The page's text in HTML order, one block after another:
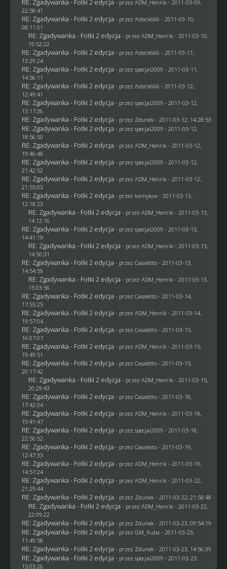
RE: Zgadywanka - Fotki 2 edycja - przez ADM_Henrik - 2011-03-09,
22:58:41
RE: Zgadywanka - Fotki 2 edycja - przez Asteck666 - 2011-03-10,
08:11:01
RE: Zgadywanka - Fotki 2 edycja - przez ADM_Henrik - 2011-03-10,
19:52:22
RE: Zgadywanka - Fotki 2 edycja - przez Asteck666 - 2011-03-11,
13:29:24
RE: Zgadywanka - Fotki 2 edycja - przez specjal2009 - 2011-03-11,
14:56:11
RE: Zgadywanka - Fotki 2 edycja - przez Asteck666 - 2011-03-12,
12:49:41
RE: Zgadywanka - Fotki 2 edycja - przez specjal2009 - 2011-03-12,
13:17:36
RE: Zgadywanka - Fotki 2 edycja - przez Zdunek - 2011-03-12, 14:28:53
RE: Zgadywanka - Fotki 2 edycja - przez specjal2009 - 2011-03-12,
18:56:50
RE: Zgadywanka - Fotki 2 edycja - przez ADM_Henrik - 2011-03-12,
19:46:48
RE: Zgadywanka - Fotki 2 edycja - przez specjal2009 - 2011-03-12,
21:42:52
RE: Zgadywanka - Fotki 2 edycja - przez ADM_Henrik - 2011-03-12,
21:55:03
RE: Zgadywanka - Fotki 2 edycja - przez kamykov- 2011-03-13,
12:18:23
RE: Zgadywanka - Fotki 2 edycja - przez ADM_Henrik - 2011-03-13,
14:12:16
RE: Zgadywanka - Fotki 2 edycja - przez specjal2009 - 2011-03-13,
14:41:19
RE: Zgadywanka - Fotki 2 edycja - przez ADM_Henrik - 2011-03-13,
14:50:31
RE: Zgadywanka - Fotki 2 edycja - przez Casaletto- 2011-03-13,
14:54:59
RE: Zgadywanka - Fotki 2 edycja - przez ADM_Henrik - 2011-03-13,
15:03:56
RE: Zgadywanka - Fotki 2 edycja - przez Casaletto- 2011-03-14,
17:55:25
RE: Zgadywanka - Fotki 2 edycja - przez ADM_Henrik - 2011-03-14,
19:57:04
RE: Zgadywanka - Fotki 2 edycja - przez Casaletto- 2011-03-15,
16:07:07
RE: Zgadywanka - Fotki 2 edycja - przez ADM_Henrik - 2011-03-15,
19:49:51
RE: Zgadywanka - Fotki 2 edycja - przez Casaletto- 2011-03-15,
20:17:42
RE: Zgadywanka - Fotki 2 edycja - przez ADM_Henrik - 2011-03-15,
20:29:43
RE: Zgadywanka - Fotki 2 edycja - przez Casaletto- 2011-03-18,
17:42:04
RE: Zgadywanka - Fotki 2 edycja - przez ADM_Henrik - 2011-03-18,
19:41:47
RE: Zgadywanka - Fotki 2 edycja - przez specjal2009 - 2011-03-18,
22:50:52
RE: Zgadywanka - Fotki 2 edycja - przez Casaletto- 2011-03-19,
12:47:33
RE: Zgadywanka - Fotki 2 edycja - przez ADM_Henrik - 2011-03-19,
14:57:24
RE: Zgadywanka - Fotki 2 edycja - przez ADM_Henrik - 2011-03-22,
21:29:44
RE: Zgadywanka - Fotki 2 edycja - przez Zdunek - 2011-03-22, 21:58:48
RE: Zgadywanka - Fotki 2 edycja - przez ADM_Henrik - 2011-03-22,
22:09:22
RE: Zgadywanka - Fotki 2 edycja - przez Zdunek - 2011-03-23, 09:54:19
RE: Zgadywanka - Fotki 2 edycja - przez GM_Kuba - 2011-03-23,
11:49:58
RE: Zgadywanka - Fotki 2 edycja - przez Zdunek - 2011-03-23, 14:56:39
RE: Zgadywanka - Fotki 2 edycja - przez specjal2009 - 2011-03-23,
15:03:26